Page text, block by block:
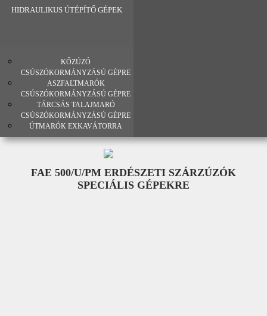
HIDRAULIKUS ÚTÉPÍTŐ GÉPEK
KŐZÚZÓ
CSÚSZÓKORMÁNYZÁSÚ GÉPRE
ASZFALTMARÓK
CSÚSZÓKORMÁNYZÁSÚ GÉPRE
TÁRCSÁS TALAJMARÓ
CSÚSZÓKORMÁNYZÁSÚ GÉPRE
ÚTMARÓK EXKAVÁTORRA
FAE 500/U/PM ERDÉSZETI SZÁRZÚZÓK
SPECIÁLIS GÉPEKRE